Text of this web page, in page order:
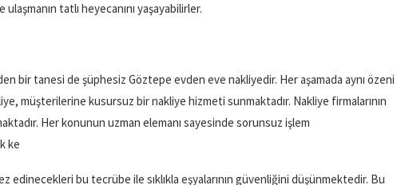
tatlı heyecanını yaşayabilirler.
bir tanesi de şüphesiz Göztepe evden eve nakliyedir. Her aşamada aynı özeni
müşterilerine kusursuz bir nakliye hizmeti sunmaktadır. Nakliye firmalarının
Her konunun uzman elemanı sayesinde sorunsuz işlem
ke
edinecekleri bu tecrübe ile sıklıkla eşyalarının güvenliğini düşünmektedir. Bu